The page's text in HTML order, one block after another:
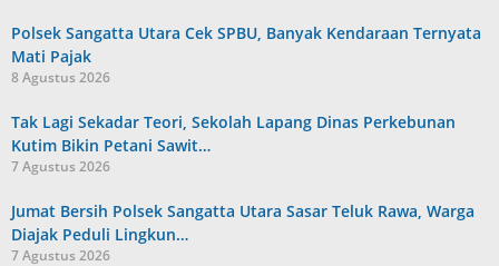
Polsek Sangatta Utara Cek SPBU, Banyak Kendaraan Ternyata
Mati Pajak
8 Agustus 2026
Tak Lagi Sekadar Teori, Sekolah Lapang Dinas Perkebunan
Kutim Bikin Petani Sawit…
7 Agustus 2026
Jumat Bersih Polsek Sangatta Utara Sasar Teluk Rawa, Warga
Diajak Peduli Lingkun…
7 Agustus 2026